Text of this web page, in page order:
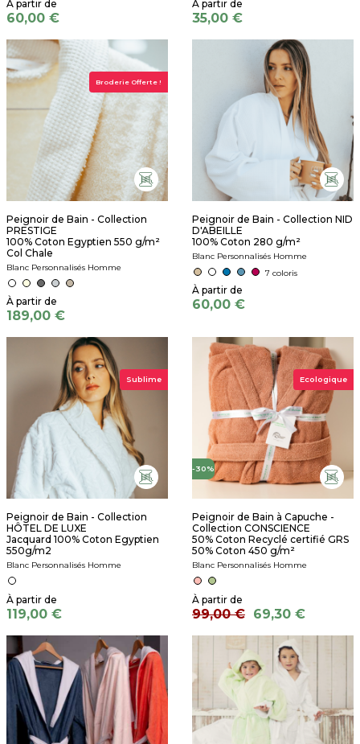
60,00 € 35,00 €
Broderie Offerte !
Peignoir de Bain - Collection
PRESTIGE
100% Coton Egyptien 550 g/m²
Col Chale
Blanc Personnalisés Homme
189,00 €
Peignoir de Bain - Collection NID
D'ABEILLE
100% Coton 280 g/m²
Blanc Personnalisés Homme
7 coloris
60,00 €
Sublime
Peignoir de Bain - Collection
HÔTEL DE LUXE
Jacquard 100% Coton Egyptien
550g/m2
Blanc Personnalisés Homme
119,00 €
-30%
Ecologique
Peignoir de Bain à Capuche -
Collection CONSCIENCE
50% Coton Recyclé certifié GRS
50% Coton 450 g/m²
Blanc Personnalisés Homme
99,00 € 69,30 €